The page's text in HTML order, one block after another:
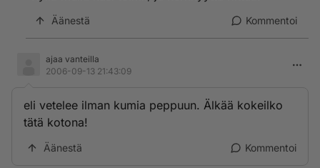
Äänestä Kommentoi
ajaa vanteilla
2006-09-13 21:43:09
eli vetelee ilman kumia peppuun. Älkää kokeilko
tätä kotona!
Äänestä Kommentoi